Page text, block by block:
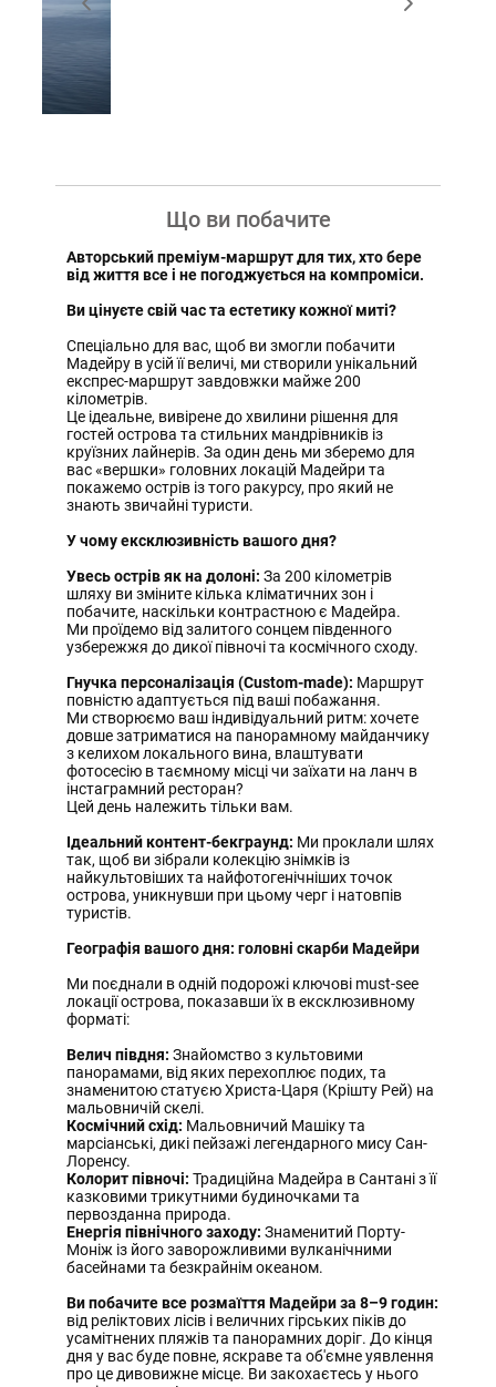
Що ви побачите
Авторський преміум-маршрут для тих, хто бере
від життя все і не погоджується на компроміси.
Ви цінуєте свій час та естетику кожної миті?
Спеціально для вас, щоб ви змогли побачити
Мадейру в усій її величі, ми створили унікальний
експрес-маршрут завдовжки майже 200
кілометрів.
Це ідеальне, вивірене до хвилини рішення для
гостей острова та стильних мандрівників із
круїзних лайнерів. За один день ми зберемо для
вас «вершки» головних локацій Мадейри та
покажемо острів із того ракурсу, про який не
знають звичайні туристи.
У чому ексклюзивність вашого дня?
Увесь острів як на долоні: За 200 кілометрів
шляху ви зміните кілька кліматичних зон і
побачите, наскільки контрастною є Мадейра.
Ми проїдемо від залитого сонцем південного
узбережжя до дикої півночі та космічного сходу.
Гнучка персоналізація (Custom-made): Маршрут
повністю адаптується під ваші побажання.
Ми створюємо ваш індивідуальний ритм: хочете
довше затриматися на панорамному майданчику
з келихом локального вина, влаштувати
фотосесію в таємному місці чи заїхати на ланч в
інстаграмний ресторан?
Цей день належить тільки вам.
Ідеальний контент-бекграунд: Ми проклали шлях
так, щоб ви зібрали колекцію знімків із
найкультовіших та найфотогенічніших точок
острова, уникнувши при цьому черг і натовпів
туристів.
Географія вашого дня: головні скарби Мадейри
Ми поєднали в одній подорожі ключові must-see
локації острова, показавши їх в ексклюзивному
форматі:
Велич півдня:Знайомство з культовими
панорамами, від яких перехоплює подих, та
знаменитою статуєю Христа-Царя (Крішту Рей) на
мальовничій скелі.
Космічний схід: Мальовничий Машіку та
марсіанські, дикі пейзажі легендарного мису Сан-
Лоренсу.
Колорит півночі: Традиційна Мадейра в Сантані з її
казковими трикутними будиночками та
первозданна природа.
Енергія північного заходу:Знаменитий Порту-
Моніж із його заворожливими вулканічними
басейнами та безкрайнім океаном.
Ви побачите все розмаїття Мадейри за 8–9 годин:
від реліктових лісів і величних гірських піків до
усамітнених пляжів та панорамних доріг. До кінця
дня у вас буде повне, яскраве та об'ємне уявлення
про це дивовижне місце. Ви закохаєтесь у нього